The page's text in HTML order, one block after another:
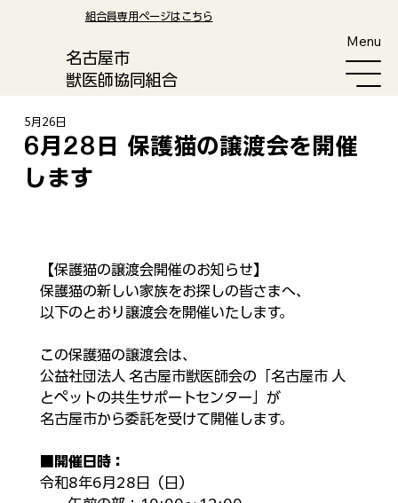
​組合員専用ページはこちら
​名古屋市
獣医師協同組合
Menu
6月28日 保護猫の譲渡会を開催
します
5月26日
【保護猫の譲渡会開催のお知らせ】
保護猫の新しい家族をお探しの皆さまへ、
以下のとおり譲渡会を開催いたします。​
この保護猫の譲渡会は、
公益社団法人 名古屋市獣医師会の「名古屋市 人
とペットの共生サポートセンター」が
名古屋市から委託を受けて開催します。
開催日時：
令和8年6月28日（日）​